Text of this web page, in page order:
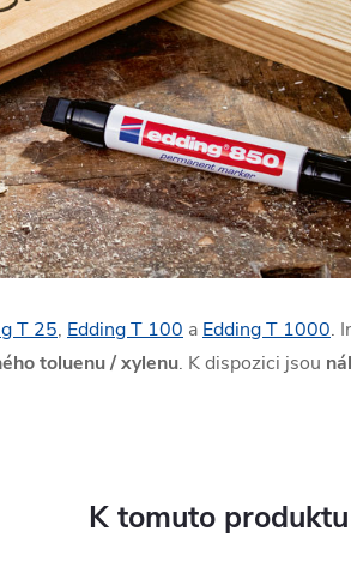
T 25, Edding T 100 a Edding T 1000.
toluenu / xylenu. K dispozici jsou
K tomuto